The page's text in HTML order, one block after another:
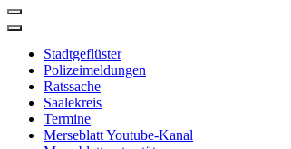
Stadtgeflüster
Polizeimeldungen
Ratssache
Saalekreis
Termine
Merseblatt Youtube-Kanal